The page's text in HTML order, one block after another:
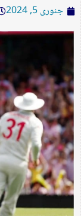
جنوری 5, 2024